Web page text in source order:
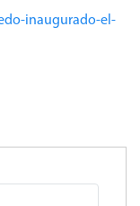
inaugurado-el-